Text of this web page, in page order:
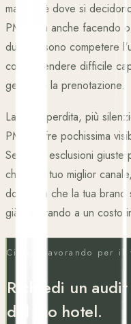
mappa, è dove si
PMax sta anche facendo
due possono competere
costi e rendere difficile
generato la prenotazione.
La terza perdita, più
PMax offre pochissima
Senza le esclusioni giuste
che sia il tuo miglior
domanda che la tua brand
già catturando a un costo
Ci stai lavorando per il
Richiedi un
del tuo hotel.